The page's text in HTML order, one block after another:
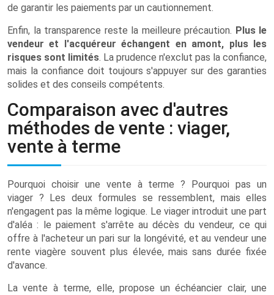
de garantir les paiements par un cautionnement.
Enfin, la transparence reste la meilleure précaution. Plus le
vendeur et l'acquéreur échangent en amont, plus les
risques sont limités. La prudence n'exclut pas la confiance,
mais la confiance doit toujours s'appuyer sur des garanties
solides et des conseils compétents.
Comparaison avec d'autres
méthodes de vente : viager,
vente à terme
Pourquoi choisir une vente à terme ? Pourquoi pas un
viager ? Les deux formules se ressemblent, mais elles
n'engagent pas la même logique. Le viager introduit une part
d'aléa : le paiement s'arrête au décès du vendeur, ce qui
offre à l'acheteur un pari sur la longévité, et au vendeur une
rente viagère souvent plus élevée, mais sans durée fixée
d'avance.
La vente à terme, elle, propose un échéancier clair, une